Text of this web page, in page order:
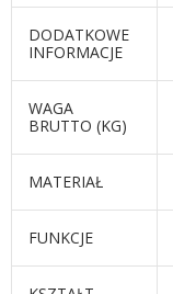
DODATKOWE
INFORMACJE
WAGA
BRUTTO (KG)
MATERIAŁ
FUNKCJE